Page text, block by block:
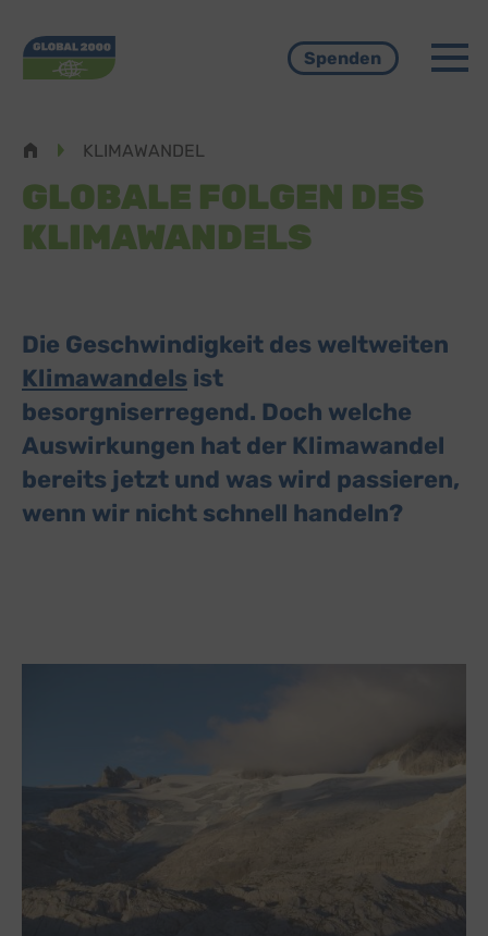
Spenden
KLIMAWANDEL
GLOBALE FOLGEN DES
KLIMAWANDELS
Die Geschwindigkeit des weltweiten
Klimawandels ist
besorgniserregend. Doch welche
Auswirkungen hat der Klimawandel
bereits jetzt und was wird passieren,
wenn wir nicht schnell handeln?